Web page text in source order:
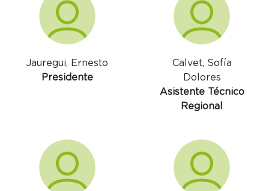
Jauregui, Ernesto
Presidente
Calvet, Sofía
Dolores
Asistente Técnico
Regional